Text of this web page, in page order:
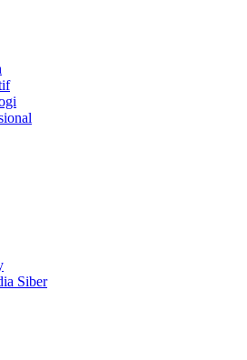
Siber